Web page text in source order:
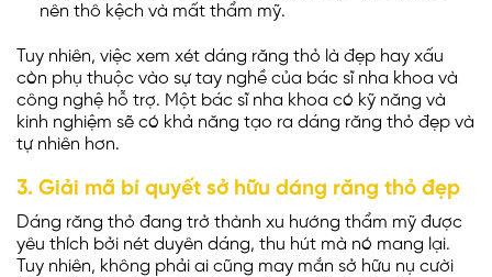
nên thô kệch và mất thẩm mỹ.
Tuy nhiên, việc xem xét dáng răng thỏ là đẹp hay xấu
còn phụ thuộc vào sự tay nghề của bác sĩ nha khoa và
công nghệ hỗ trợ. Một bác sĩ nha khoa có kỹ năng và
kinh nghiệm sẽ có khả năng tạo ra dáng răng thỏ đẹp và
tự nhiên hơn.
3. Giải mã bí quyết sở hữu dáng răng thỏ đẹp
Dáng răng thỏ đang trở thành xu hướng thẩm mỹ được
yêu thích bởi nét duyên dáng, thu hút mà nó mang lại.
Tuy nhiên, không phải ai cũng may mắn sở hữu nụ cười